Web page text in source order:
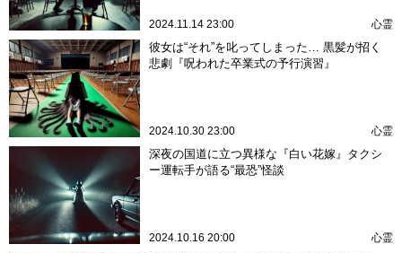
2024.11.14 23:00 心霊
彼女は“それ”を叱ってしまった… 黒髪が招く
悲劇『呪われた卒業式の予行演習』
2024.10.30 23:00 心霊
深夜の国道に立つ異様な『白い花嫁』タクシ
ー運転手が語る“最恐”怪談
2024.10.16 20:00 心霊